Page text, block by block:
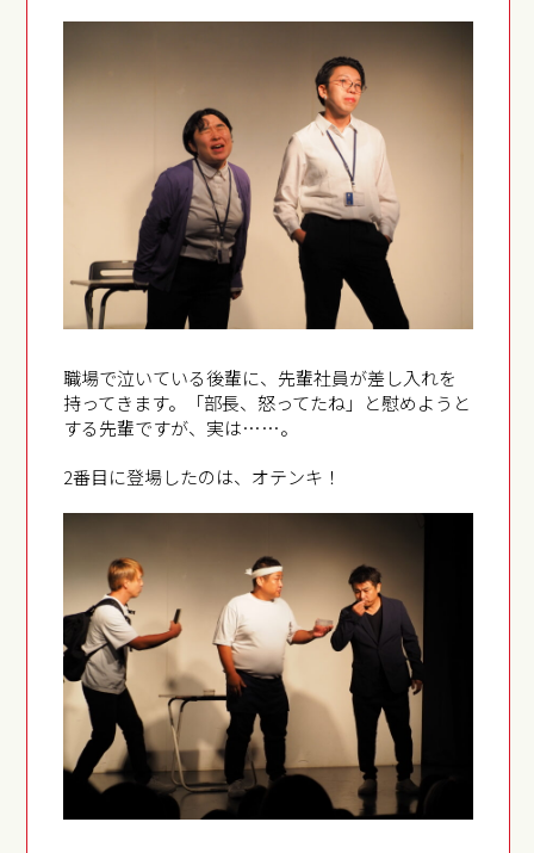
職場で泣いている後輩に、先輩社員が差し入れを
持ってきます。「部長、怒ってたね」と慰めようと
する先輩ですが、実は……。
2番目に登場したのは、オテンキ！